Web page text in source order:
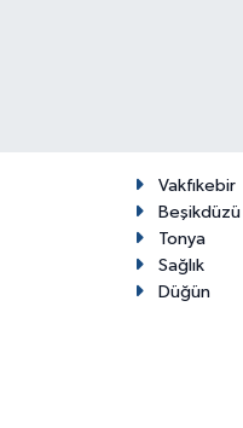
Vakfıkebir
Beşikdüzü
Tonya
Sağlık
Düğün